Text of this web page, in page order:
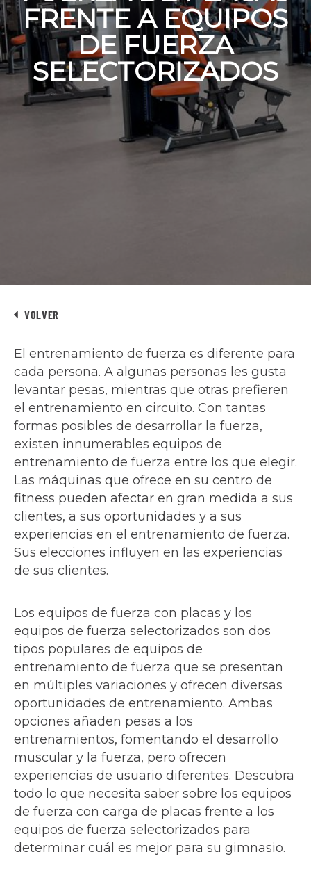
FRENTE A EQUIPOS
DE FUERZA
SELECTORIZADOS
VOLVER
El entrenamiento de fuerza es diferente para
cada persona. A algunas personas les gusta
levantar pesas, mientras que otras prefieren
el entrenamiento en circuito. Con tantas
formas posibles de desarrollar la fuerza,
existen innumerables equipos de
entrenamiento de fuerza entre los que elegir.
Las máquinas que ofrece en su centro de
fitness pueden afectar en gran medida a sus
clientes, a sus oportunidades y a sus
experiencias en el entrenamiento de fuerza.
Sus elecciones influyen en las experiencias
de sus clientes.
Los equipos de fuerza con placas y los
equipos de fuerza selectorizados son dos
tipos populares de equipos de
entrenamiento de fuerza que se presentan
en múltiples variaciones y ofrecen diversas
oportunidades de entrenamiento. Ambas
opciones añaden pesas a los
entrenamientos, fomentando el desarrollo
muscular y la fuerza, pero ofrecen
experiencias de usuario diferentes. Descubra
todo lo que necesita saber sobre los equipos
de fuerza con carga de placas frente a los
equipos de fuerza selectorizados para
determinar cuál es mejor para su gimnasio.